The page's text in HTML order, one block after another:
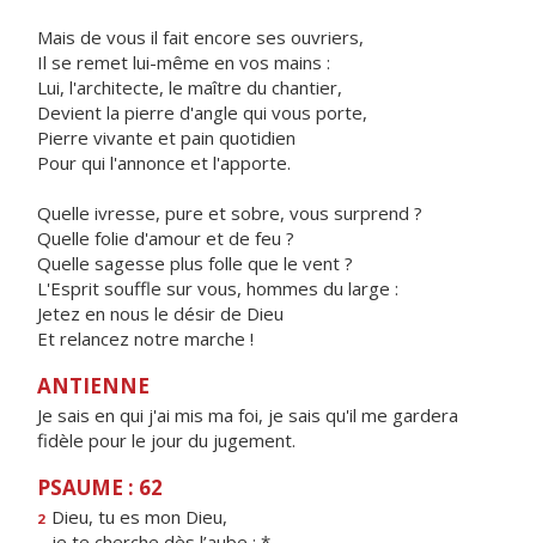
Mais de vous il fait encore ses ouvriers,
Il se remet lui-même en vos mains :
Lui, l'architecte, le maître du chantier,
Devient la pierre d'angle qui vous porte,
Pierre vivante et pain quotidien
Pour qui l'annonce et l'apporte.
Quelle ivresse, pure et sobre, vous surprend ?
Quelle folie d'amour et de feu ?
Quelle sagesse plus folle que le vent ?
L'Esprit souffle sur vous, hommes du large :
Jetez en nous le désir de Dieu
Et relancez notre marche !
ANTIENNE
Je sais en qui j'ai mis ma foi, je sais qu'il me gardera
fidèle pour le jour du jugement.
PSAUME : 62
2 Dieu, tu es mon Dieu,